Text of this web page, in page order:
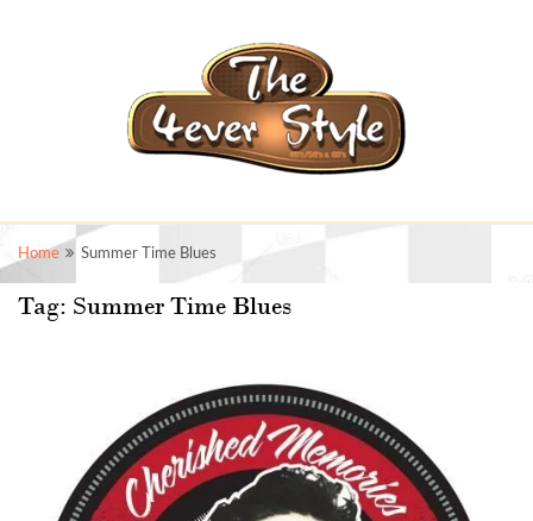
Home Summer Time Blues
Tag: Summer Time Blues